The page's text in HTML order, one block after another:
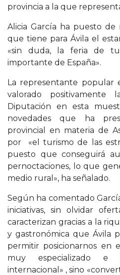
provincia a la que
Alicia García ha puesto de
que tiene para Ávila el
«sin duda, la feria de
importante de España».
La representante popular
valorado positivamente
Diputación en esta
novedades que ha
provincial en materia de
por «el turismo de las
puesto que conseguirá
pernoctaciones, lo que
medio rural», ha señalado.
Según ha comentado
iniciativas, sin olvidar
caracterizan gracias a la
y gastronómica que Ávila
permitir posicionarnos en
muy especializado e
internacional» , sino